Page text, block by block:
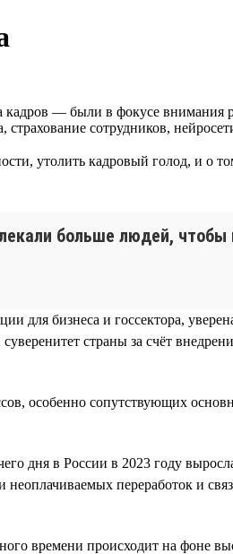
— были в фокусе
сотрудников,
утолить кадровый голод, и о
больше людей,
для бизнеса и госсектора,
страны за счёт
особенно сопутствующих
дня в России в 2023 году
неоплачиваемых переработок и
времени происходит на фоне